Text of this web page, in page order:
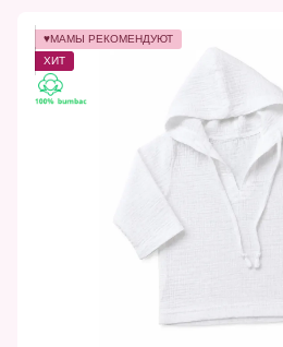
♥МАМЫ РЕКОМЕНДУЮТ
ХИТ